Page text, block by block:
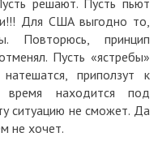
Для США выгодно то,
Повторюсь, принцип
Пусть «ястребы»
приползут к
время находится под
ситуацию не сможет. Да
не хочет.